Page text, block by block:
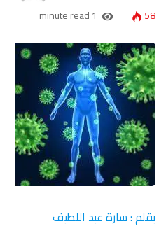
58
1 minute read
بقلم : سارة عبد اللطيف